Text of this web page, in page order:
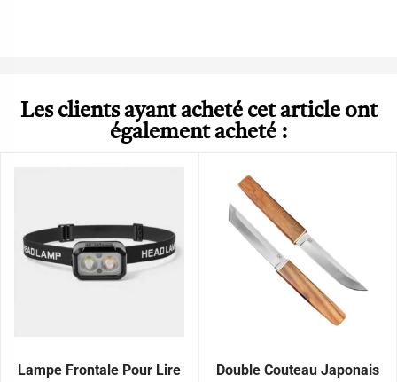
Les clients ayant acheté cet article ont
également acheté :
Lampe Frontale Pour Lire
Double Couteau Japonais